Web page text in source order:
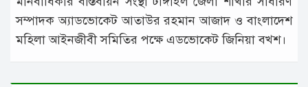
সম্পাদক অ্যাডভোকেট আতাউর রহমান আজাদ ও বাংলাদেশ
মহিলা আইনজীবী সমিতির পক্ষে এডভোকেট জিনিয়া বখ্শ।